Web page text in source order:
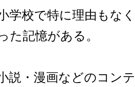
学校で特に理由もな
た記憶がある。
説・漫画などのコン